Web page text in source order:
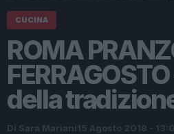
CUCINA
ROMA
della
Di Sara Mariani 15 Agosto 2018 -